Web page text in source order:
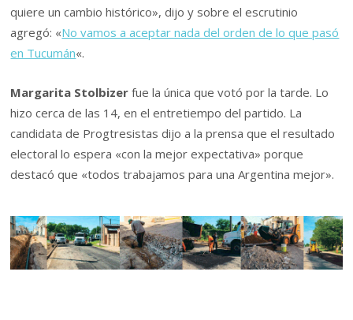
quiere un cambio histórico», dijo y sobre el escrutinio
agregó: «No vamos a aceptar nada del orden de lo que pasó
en Tucumán«.
Margarita Stolbizer fue la única que votó por la tarde. Lo
hizo cerca de las 14, en el entretiempo del partido. La
candidata de Progtresistas dijo a la prensa que el resultado
electoral lo espera «con la mejor expectativa» porque
destacó que «todos trabajamos para una Argentina mejor».